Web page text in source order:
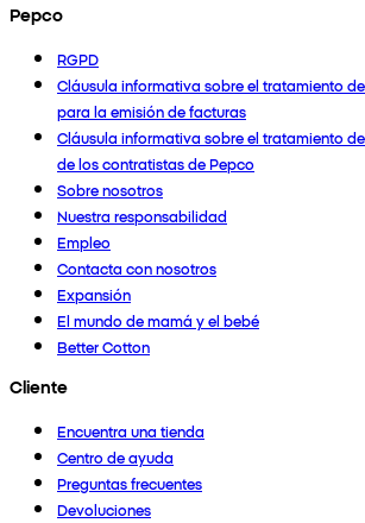
Pepco
RGPD
Cláusula informativa sobre el tratamiento
para la emisión de facturas
Cláusula informativa sobre el tratamiento
de los contratistas de Pepco
Sobre nosotros
Nuestra responsabilidad
Empleo
Contacta con nosotros
Expansión
El mundo de mamá y el bebé
Better Cotton
Cliente
Encuentra una tienda
Centro de ayuda
Preguntas frecuentes
Devoluciones